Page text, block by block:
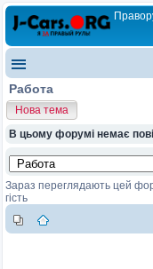
Работа
Нова тема
В цьому форумі немає
Зараз переглядають цей
гість